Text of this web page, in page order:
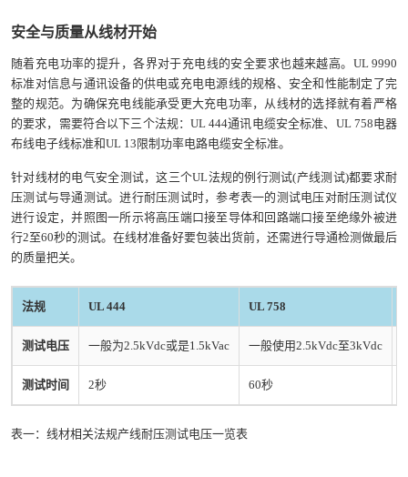
安全与质量从线材开始
随着充电功率的提升，各界对于充电线的安全要求也越来越高。UL 9990
标准对信息与通讯设备的供电或充电电源线的规格、安全和性能制定了完
整的规范。为确保充电线能承受更大充电功率，从线材的选择就有着严格
的要求，需要符合以下三个法规：UL 444通讯电缆安全标准、UL 758电器
布线电子线标准和UL 13限制功率电路电缆安全标准。
针对线材的电气安全测试，这三个UL法规的例行测试(产线测试)都要求耐
压测试与导通测试。进行耐压测试时，参考表一的测试电压对耐压测试仪
进行设定，并照图一所示将高压端口接至导体和回路端口接至绝缘外被进
行2至60秒的测试。在线材准备好要包装出货前，还需进行导通检测做最后
的质量把关。
法规 UL 444 UL 758
测试电压 一般为2.5kVdc或是1.5kVac 一般使用2.5kVdc至3kVdc
测试时间 2秒 60秒
表一：线材相关法规产线耐压测试电压一览表